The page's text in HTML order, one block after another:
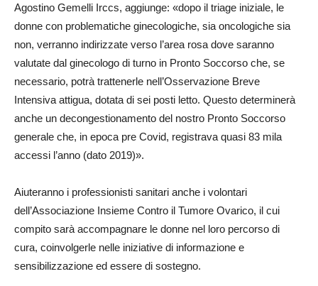
Agostino Gemelli Irccs, aggiunge: «dopo il triage iniziale, le
donne con problematiche ginecologiche, sia oncologiche sia
non, verranno indirizzate verso l’area rosa dove saranno
valutate dal ginecologo di turno in Pronto Soccorso che, se
necessario, potrà trattenerle nell’Osservazione Breve
Intensiva attigua, dotata di sei posti letto. Questo determinerà
anche un decongestionamento del nostro Pronto Soccorso
generale che, in epoca pre Covid, registrava quasi 83 mila
accessi l’anno (dato 2019)».
Aiuteranno i professionisti sanitari anche i volontari
dell’Associazione Insieme Contro il Tumore Ovarico, il cui
compito sarà accompagnare le donne nel loro percorso di
cura, coinvolgerle nelle iniziative di informazione e
sensibilizzazione ed essere di sostegno.